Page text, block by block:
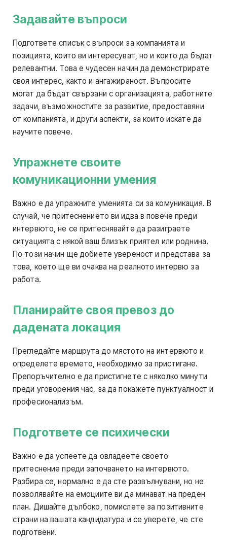
Задавайте въпроси
Подгответе списък с въпроси за компанията и
позицията, които ви интересуват, но и които да бъдат
релевантни. Това е чудесен начин да демонстрирате
своя интерес, както и ангажираност. Въпросите
могат да бъдат свързани с организацията, работните
задачи, възможностите за развитие, предоставяни
от компанията, и други аспекти, за които искате да
научите повече.
Упражнете своите
комуникационни умения
Важно е да упражните уменията си за комуникация. В
случай, че притеснението ви идва в повече преди
интервюто, не се притеснявайте да разиграете
ситуацията с някой ваш близък приятел или роднина.
По този начин ще добиете увереност и представа за
това, което ще ви очаква на реалното интервю за
работа.
Планирайте своя превоз до
дадената локация
Прегледайте маршрута до мястото на интервюто и
определете времето, необходимо за пристигане.
Препоръчително е да пристигнете с няколко минути
преди уговорения час, за да покажете пунктуалност и
професионализъм.
Подгответе се психически
Важно е да успеете да овладеете своето
притеснение преди започването на интервюто.
Разбира се, нормално е да сте развълнувани, но не
позволявайте на емоциите ви да минават на преден
план. Дишайте дълбоко, помислете за позитивните
страни на вашата кандидатура и се уверете, че сте
подготвени.